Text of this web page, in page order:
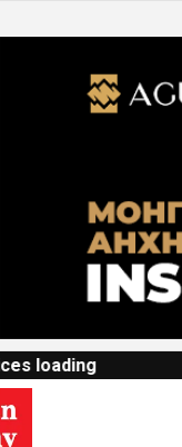
loading